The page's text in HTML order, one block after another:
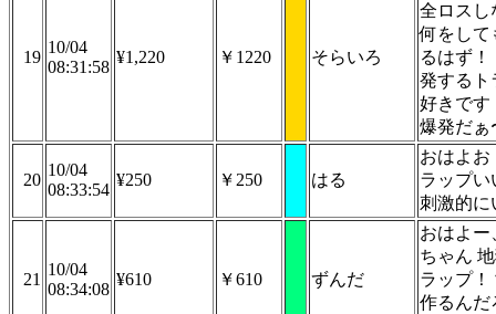
19
10/04
08:31:58
¥1,220 ￥1220 そらいろ
全ロスし
何をして
るはず
発するト
好きで
爆発だぁ
20
10/04
08:33:54
¥250 ￥250 はる
おはよ
ラップい
刺激的に
21
10/04
08:34:08
¥610 ￥610 ずんだ
おはよー
ちゃん
ラップ！
作るん